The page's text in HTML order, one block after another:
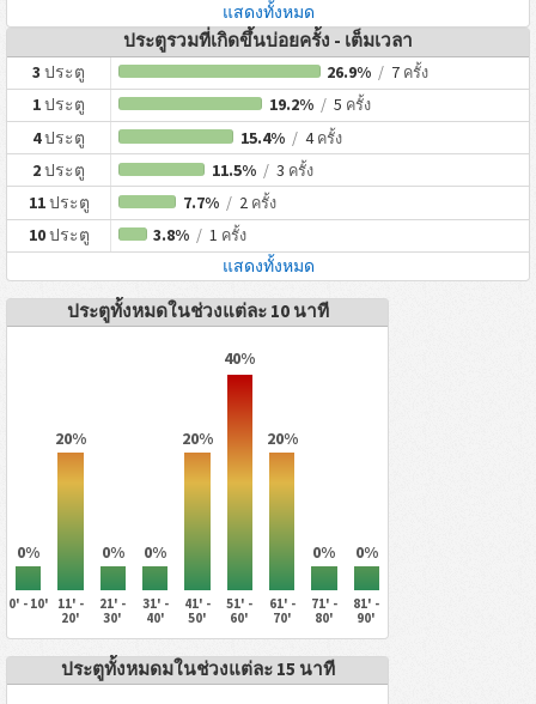
แสดงทั้งหมด
ประตูรวมที่เกิดขึ้นบ่อยครั้ง - เต็มเวลา
3ประตู 26.9% / 7 ครั้ง
1ประตู 19.2% /5 ครั้ง
4ประตู 15.4% /4 ครั้ง
2ประตู 11.5% /3 ครั้ง
11ประตู 7.7% /2 ครั้ง
10ประตู 3.8% / 1 ครั้ง
แสดงทั้งหมด
ประตูทั้งหมดในช่วงแต่ละ 10 นาที
0%
20%
0% 0%
20%
40%
20%
0% 0%
0' - 10'
11' -
20'
21' -
30'
31' -
40'
41' -
50'
51' -
60'
61' -
70'
71' -
80'
81' -
90'
ประตูทั้งหมดมในช่วงแต่ละ 15 นาที